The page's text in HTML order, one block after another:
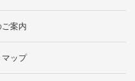
案内
ップ